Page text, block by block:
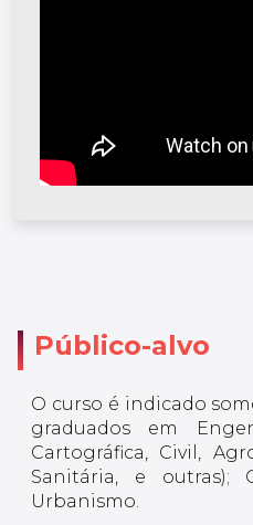
Público-alvo
O curso é indicado
graduados em
Cartográfica, Civil,
Sanitária, e outras);
Urbanismo.